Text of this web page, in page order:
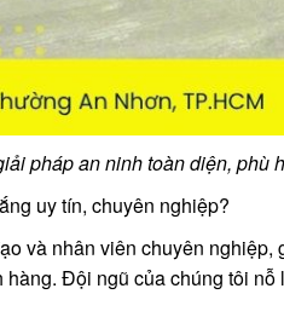
pháp an ninh toàn diện,
uy tín, chuyên nghiệp?
và nhân viên chuyên
Đội ngũ của chúng tôi